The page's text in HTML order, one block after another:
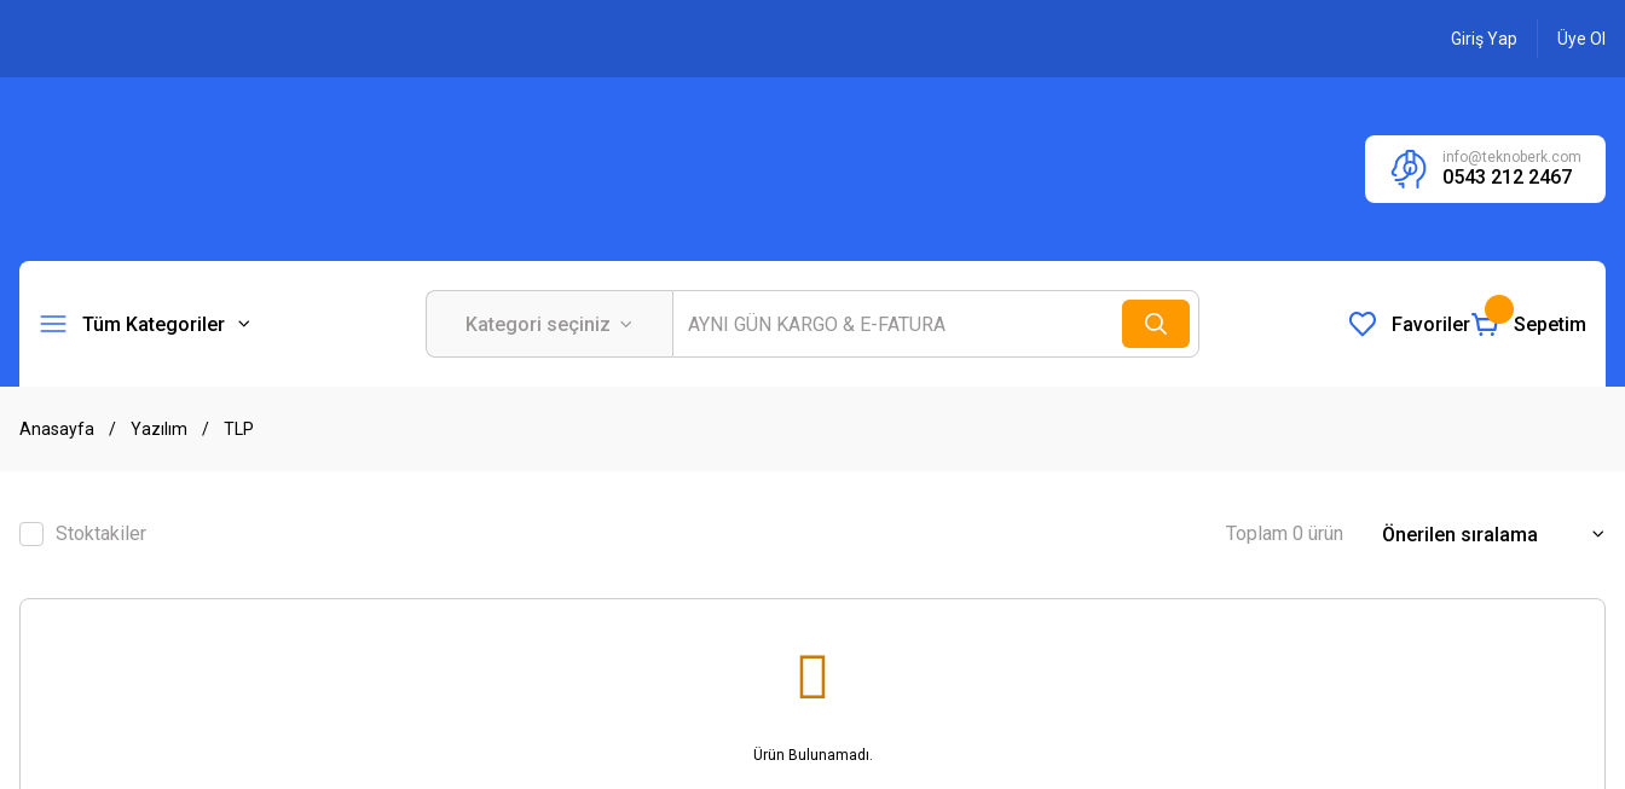
Giriş Yap Üye Ol
info@teknoberk.com
0543 212 2467
Tüm Kategoriler Favoriler Sepetim
Anasayfa Yazılım TLP
Stoktakiler Toplam 0 ürün
Ürün Bulunamadı.